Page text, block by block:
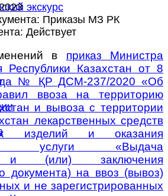
экскурс
Приказы МЗ РК
Действует
в приказ Министра
Республики Казахстан от 8
№ ҚР ДСМ-237/2020 «Об
ввоза на территорию
и вывоза с территории
лекарственных средств
изделий и оказания
услуги «Выдача
и (или) заключения
документа) на ввоз (вывоз)
и не зарегистрированных